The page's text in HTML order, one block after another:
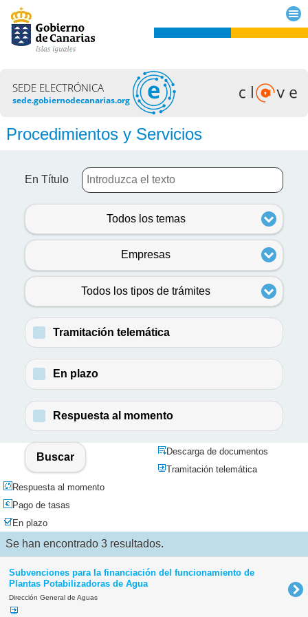
SEDE ELECTRÓNICA
sede.gobiernodecanarias.org
Procedimientos y Servicios
En Título
Todos los temas
Empresas
Todos los tipos de trámites
Tramitación telemática
En plazo
Respuesta al momento
Buscar
Descarga de documentos
Tramitación telemática
Respuesta al momento
Pago de tasas
En plazo
Se han encontrado 3 resultados.
Subvenciones para la financiación del funcionamiento de
Plantas Potabilizadoras de Agua
Dirección General de Aguas